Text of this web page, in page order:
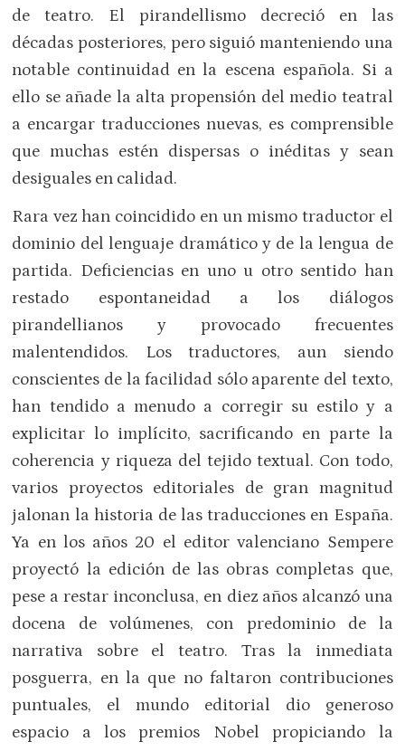
de teatro. El pirandellismo decreció en las
décadas posteriores, pero siguió manteniendo una
notable continuidad en la escena española. Si a
ello se añade la alta propensión del medio teatral
a encargar traducciones nuevas, es comprensible
que muchas estén dispersas o inéditas y sean
desiguales en calidad.
Rara vez han coincidido en un mismo traductor el
dominio del lenguaje dramático y de la lengua de
partida. Deficiencias en uno u otro sentido han
restado espontaneidad a los diálogos
pirandellianos y provocado frecuentes
malentendidos. Los traductores, aun siendo
conscientes de la facilidad sólo aparente del texto,
han tendido a menudo a corregir su estilo y a
explicitar lo implícito, sacrificando en parte la
coherencia y riqueza del tejido textual. Con todo,
varios proyectos editoriales de gran magnitud
jalonan la historia de las traducciones en España.
Ya en los años 20 el editor valenciano Sempere
proyectó la edición de las obras completas que,
pese a restar inconclusa, en diez años alcanzó una
docena de volúmenes, con predominio de la
narrativa sobre el teatro. Tras la inmediata
posguerra, en la que no faltaron contribuciones
puntuales, el mundo editorial dio generoso
espacio a los premios Nobel propiciando la